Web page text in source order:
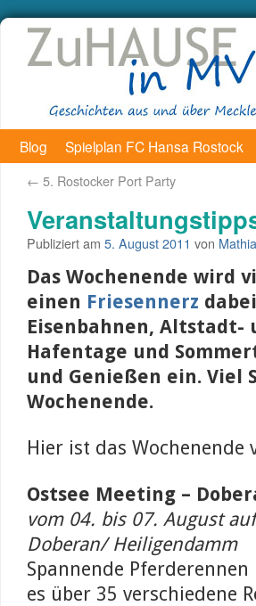
Blog Spielplan FC Hansa Rostock
← 5. Rostocker Port Party
Publiziert am 5. August 2011 von
Das Wochenende wird
einen Friesennerz
Eisenbahnen, Altstadt-
Hafentage und
und Genießen ein. Viel
Wochenende.
Hier ist das Wochenende
Ostsee Meeting –
vom 04. bis 07. August
Doberan/ Heiligendamm
Spannende
es über 35 verschiedene